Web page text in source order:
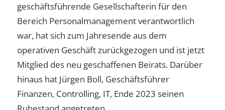
geschäftsführende Gesellschafterin für den
Bereich Personalmanagement verantwortlich
war, hat sich zum Jahresende aus dem
operativen Geschäft zurückgezogen und ist jetzt
Mitglied des neu geschaffenen Beirats. Darüber
hinaus hat Jürgen Boll, Geschäftsführer
Finanzen, Controlling, IT, Ende 2023 seinen